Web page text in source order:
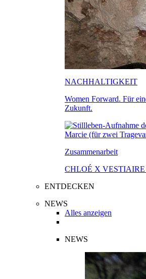
NACHHALTIGKEIT
Women Forward. Für
Zukunft.
Zusammenarbeit
CHLOÉ X
ENTDECKEN
NEWS
Alles anzeigen
NEWS